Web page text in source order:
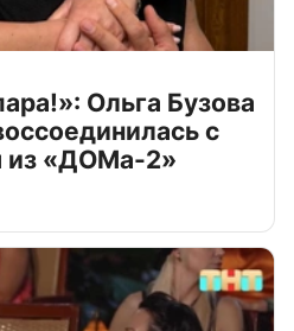
Ольга Бузова
с
из «ДОМа-2»